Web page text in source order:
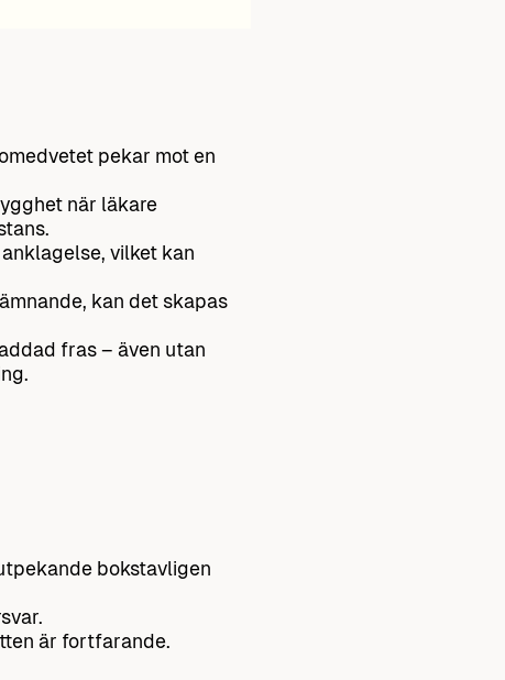
pekar mot en
när läkare
vilket kan
kan det skapas
fras – även utan
bokstavligen
är fortfarande.